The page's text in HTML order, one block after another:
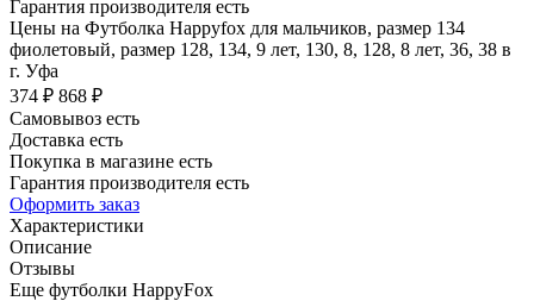
Гарантия производителя есть
Цены на Футболка Happyfox для мальчиков, размер 134
фиолетовый, размер 128, 134, 9 лет, 130, 8, 128, 8 лет, 36, 38 в
г. Уфа
374 ₽ 868 ₽
Самовывоз есть
Доставка есть
Покупка в магазине есть
Гарантия производителя есть
Оформить заказ
Характеристики
Описание
Отзывы
Еще футболки HappyFox